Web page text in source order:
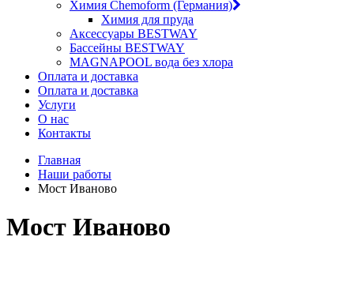
Химия Chemoform (Германия)
Химия для пруда
Аксессуары BESTWAY
Бассейны BESTWAY
MAGNAPOOL вода без хлора
Оплата и доставка
Оплата и доставка
Услуги
О нас
Контакты
Главная
Наши работы
Мост Иваново
Мост Иваново